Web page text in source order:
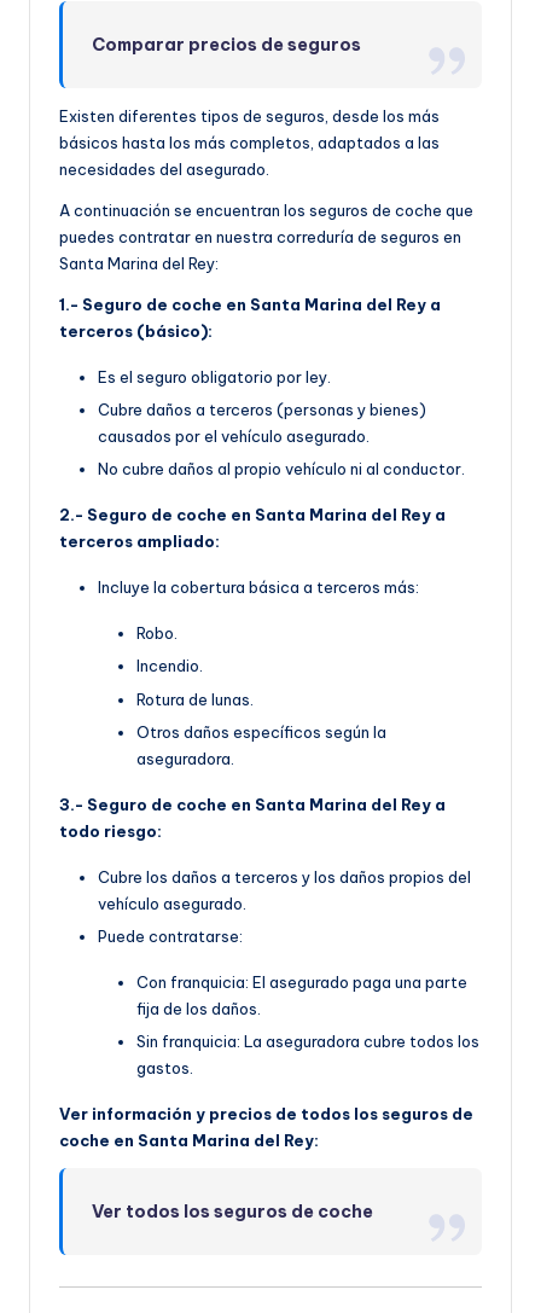
Comparar precios de seguros
Existen diferentes tipos de seguros, desde los más
básicos hasta los más completos, adaptados a las
necesidades del asegurado.
A continuación se encuentran los seguros de coche que
puedes contratar en nuestra correduría de seguros en
Santa Marina del Rey:
1.- Seguro de coche en Santa Marina del Rey a
terceros (básico):
Es el seguro obligatorio por ley.
Cubre daños a terceros (personas y bienes)
causados por el vehículo asegurado.
No cubre daños al propio vehículo ni al conductor.
2.- Seguro de coche en Santa Marina del Rey a
terceros ampliado:
Incluye la cobertura básica a terceros más:
Robo.
Incendio.
Rotura de lunas.
Otros daños específicos según la
aseguradora.
3.- Seguro de coche en Santa Marina del Rey a
todo riesgo:
Cubre los daños a terceros y los daños propios del
vehículo asegurado.
Puede contratarse:
Con franquicia: El asegurado paga una parte
fija de los daños.
Sin franquicia: La aseguradora cubre todos los
gastos.
Ver información y precios de todos los seguros de
coche en Santa Marina del Rey:
Ver todos los seguros de coche